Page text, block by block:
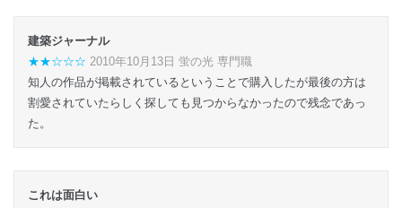
建築ジャーナル
★★☆☆☆ 2010年10月13日 蛍の光 専門職
知人の作品が掲載されているということで購入したが最後の方は
割愛されていたらしく探しても見つからなかったので残念であっ
た。
これは面白い